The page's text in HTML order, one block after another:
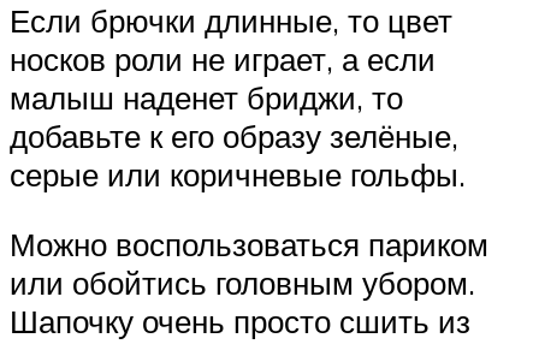
Если брючки длинные, то цвет
носков роли не играет, а если
малыш наденет бриджи, то
добавьте к его образу зелёные,
серые или коричневые гольфы.
Можно воспользоваться париком
или обойтись головным убором.
Шапочку очень просто сшить из